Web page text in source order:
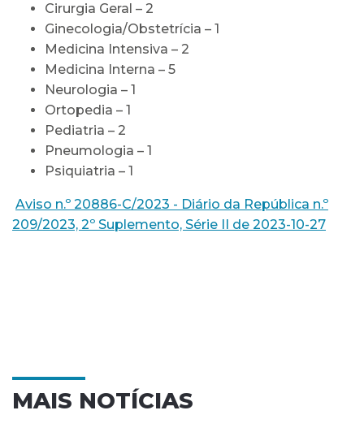
Cirurgia Geral – 2
Ginecologia/Obstetrícia – 1
Medicina Intensiva – 2
Medicina Interna – 5
Neurologia – 1
Ortopedia – 1
Pediatria – 2
Pneumologia – 1
Psiquiatria – 1
Aviso n.º 20886-C/2023 - Diário da República n.º
209/2023, 2º Suplemento, Série II de 2023-10-27
MAIS NOTÍCIAS